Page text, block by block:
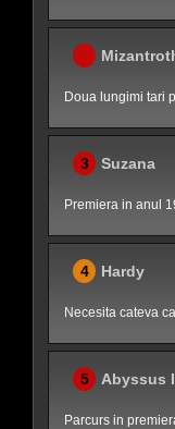
Doua lungimi tari
3 Suzana
Premiera in anul
4 Hardy
Necesita cateva
5 Abyssus
Parcurs in